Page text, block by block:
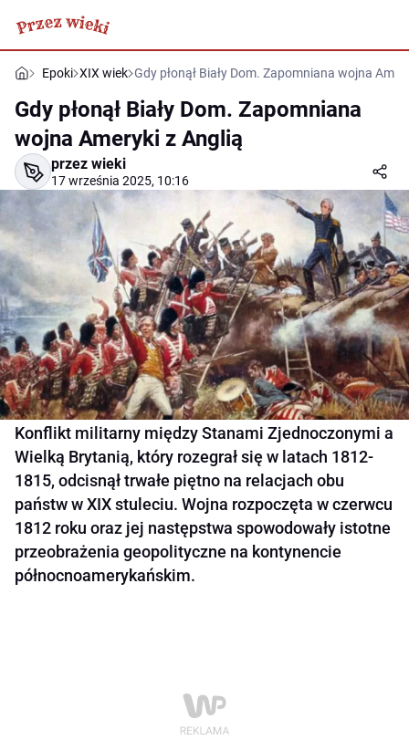
Epoki XIX wiek Gdy płonął Biały Dom. Zapomniana wojna
Gdy płonął Biały Dom. Zapomniana
wojna Ameryki z Anglią
przez wieki
17 września 2025, 10:16
Konflikt militarny między Stanami Zjednoczonymi a
Wielką Brytanią, który rozegrał się w latach 1812-
1815, odcisnął trwałe piętno na relacjach obu
państw w XIX stuleciu. Wojna rozpoczęta w czerwcu
1812 roku oraz jej następstwa spowodowały istotne
przeobrażenia geopolityczne na kontynencie
północnoamerykańskim.